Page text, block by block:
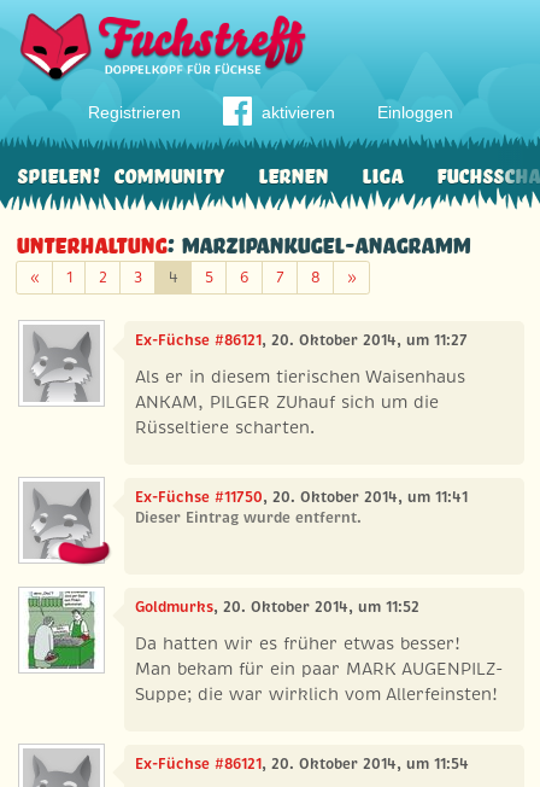
Registrieren aktivieren Einloggen
Community Lernen Liga
Spielen!
Unterhaltung: Marzipankugel-Anagramm
«Zurück
1 2 3 4 5 6 7 8 »Weiter
Ex-Füchse #86121, 20. Oktober 2014, um 11:27
Als er in diesem tierischen Waisenhaus
ANKAM, PILGER ZUhauf sich um die
Rüsseltiere scharten.
Ex-Füchse #11750, 20. Oktober 2014, um 11:41
Dieser Eintrag wurde entfernt.
Goldmurks, 20. Oktober 2014, um 11:52
Da hatten wir es früher etwas besser!
Man bekam für ein paar MARK AUGENPILZ-
Suppe; die war wirklich vom Allerfeinsten!
Ex-Füchse #86121, 20. Oktober 2014, um 11:54